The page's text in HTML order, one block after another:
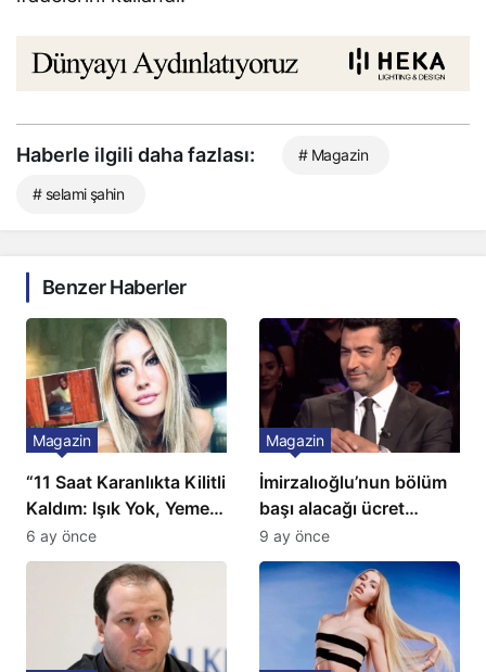
Haberle ilgili daha fazlası: # Magazin
# selami şahin
Benzer Haberler
“11 Saat Karanlıkta Kilitli
Kaldım: Işık Yok, Yemek
Yok, Tuvalet Yok!”
Çağla Şikel’den Şok
Magazin
6 ay önce
İmirzalıoğlu’nun bölüm
başı alacağı ücret
Türkiye’de bir ilk:
Gözünü 2 ilçeye dikti!
Magazin
9 ay önce